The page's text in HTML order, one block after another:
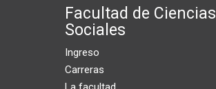
Facultad de Ciencias
Sociales
Ingreso
Carreras